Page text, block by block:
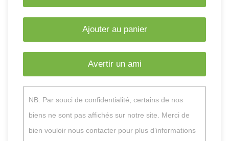
Ajouter au panier
Avertir un ami
NB: Par souci de confidentialité, certains de nos
biens ne sont pas affichés sur notre site. Merci de
bien vouloir nous contacter pour plus d’informations